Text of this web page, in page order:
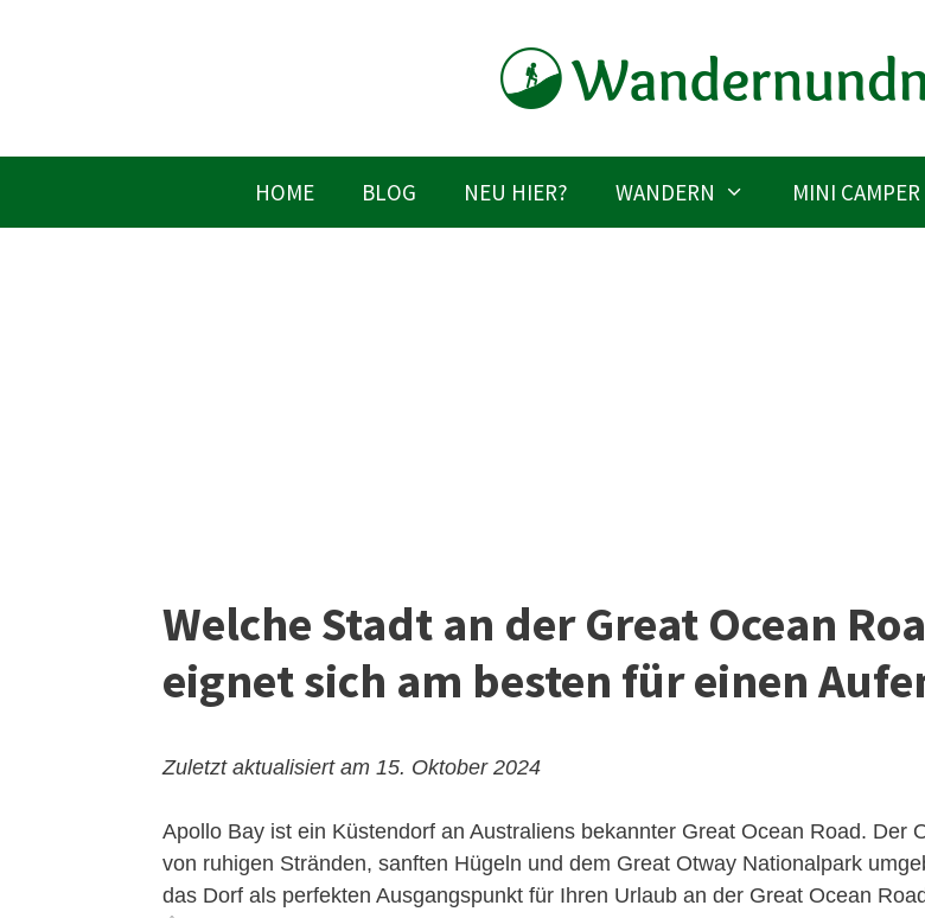
HOME BLOG NEU HIER? WANDERN MINI CAMPER
Welche Stadt an der Great Ocean
eignet sich am besten für einen
Zuletzt aktualisiert am 15. Oktober 2024
Apollo Bay ist ein Küstendorf an Australiens bekannter Great Ocean Road. Der
von ruhigen Stränden, sanften Hügeln und dem Great Otway Nationalpark
das Dorf als perfekten Ausgangspunkt für Ihren Urlaub an der Great Ocean